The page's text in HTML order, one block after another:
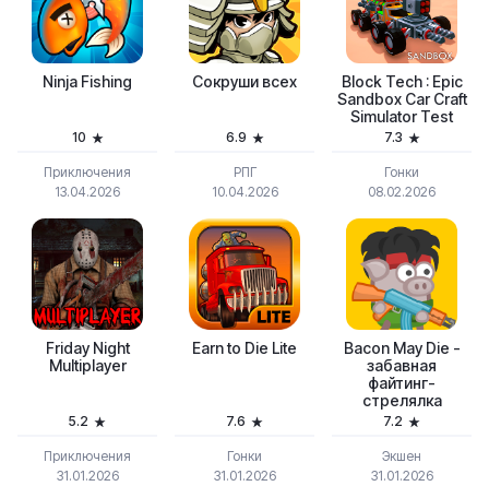
Ninja Fishing
10
Приключения
13.04.2026
Сокруши всех
6.9
РПГ
10.04.2026
Block Tech : Epic
Sandbox Car Craft
Simulator Test
7.3
Гонки
08.02.2026
Friday Night
Multiplayer
5.2
Приключения
31.01.2026
Earn to Die Lite
7.6
Гонки
31.01.2026
Bacon May Die -
забавная
файтинг-
стрелялка
7.2
Экшен
31.01.2026